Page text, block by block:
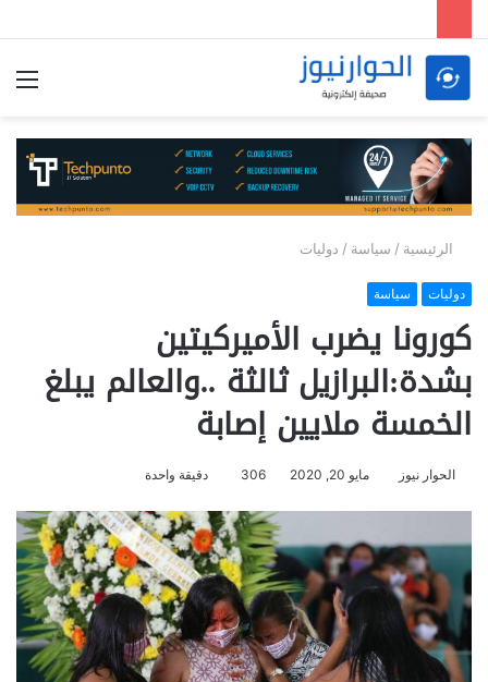
الرئيسية / سياسة / دوليات
دوليات سياسة
كورونا يضرب الأميركيتين
بشدة:البرازيل ثالثة ..والعالم يبلغ
الخمسة ملايين إصابة
الحوار نيوز مايو 20, 2020 306 دقيقة واحدة